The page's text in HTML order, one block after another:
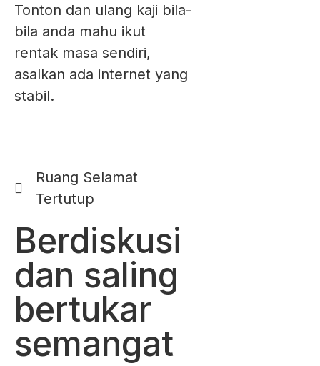
Tonton dan ulang kaji bila-
bila anda mahu ikut
rentak masa sendiri,
asalkan ada internet yang
stabil.
Ruang Selamat
Tertutup
Berdiskusi
dan saling
bertukar
semangat